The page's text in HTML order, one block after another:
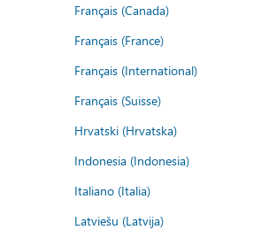
Français (Canada)
Français (France)
Français (International)
Français (Suisse)
Hrvatski (Hrvatska)
Indonesia (Indonesia)
Italiano (Italia)
Latviešu (Latvija)